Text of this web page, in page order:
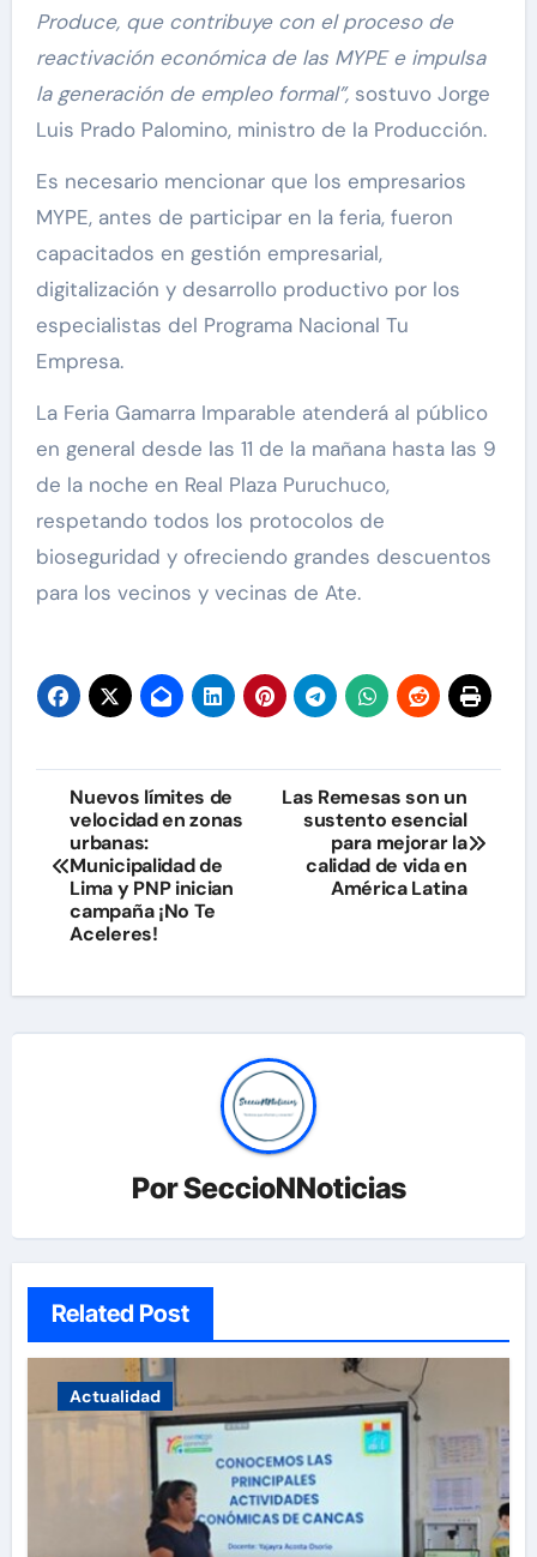
Produce, que contribuye con el proceso de
reactivación económica de las MYPE e impulsa
la generación de empleo formal”, sostuvo Jorge
Luis Prado Palomino, ministro de la Producción.
Es necesario mencionar que los empresarios
MYPE, antes de participar en la feria, fueron
capacitados en gestión empresarial,
digitalización y desarrollo productivo por los
especialistas del Programa Nacional Tu
Empresa.
La Feria Gamarra Imparable atenderá al público
en general desde las 11 de la mañana hasta las 9
de la noche en Real Plaza Puruchuco,
respetando todos los protocolos de
bioseguridad y ofreciendo grandes descuentos
para los vecinos y vecinas de Ate.
Navegación
de
entradas
Nuevos límites de
velocidad en zonas
urbanas:
Municipalidad de
Lima y PNP inician
campaña ¡No Te
Aceleres!
Las Remesas son un
sustento esencial
para mejorar la
calidad de vida en
América Latina
PorSeccioNNoticias
Related Post
Actualidad